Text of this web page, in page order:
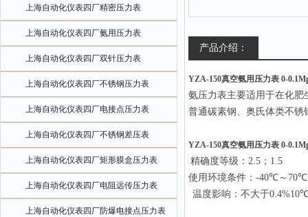
上海自动化仪表四厂精密压力表
上海自动化仪表四厂氨用压力表
上海自动化仪表四厂双针压力表
上海自动化仪表四厂不锈钢压力表
上海自动化仪表四厂电接点压力表
上海自动化仪表四厂不锈钢差压表
上海自动化仪表四厂矩形膜盒压力表
上海自动化仪表四厂电阻远传压力表
上海自动化仪表四厂防爆电接点压力表
产品介绍：
YZA-150真空氨用压力表 0-
氨压力表主要适用于在化
普通碳素钢、奥氏体类不
YZA-150真空氨用压力表 0-
精确度等级：2.5；1.5
使用环境条件：-40℃ ～70℃
温度影响：不大于0.4%10